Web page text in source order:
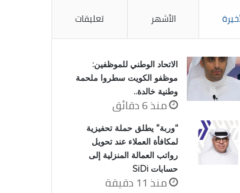
الأشهر تعليقات
الاتحاد الوطني للموظفين:
موظفو الكويت سطروا ملحمة
وطنية خالدة..
منذ 6 دقائق
“وربة” يطلق حملة تحفيزية
لمكافأة العملاء عند تحويل
رواتب العمالة المنزلية إلى
حسابات SiDi
منذ 11 دقيقة